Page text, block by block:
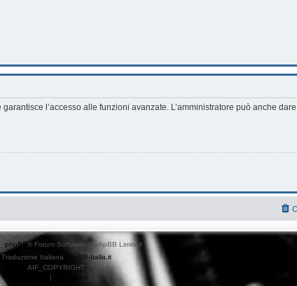
l’accesso alle funzioni avanzate. L’amministratore può anche
phpBB® Forum Software © phpBB Limited
Traduzione Italiana
phpBB-Italia.it
AIF_COPYRIGHT
| Condizioni